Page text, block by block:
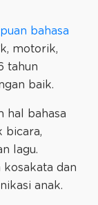
bahasa
motorik,
tahun
baik.
hal bahasa
bicara,
lagu.
dan
anak.